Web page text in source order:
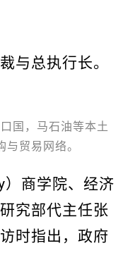
与总执行长。
国，马石油等本土
贸易网络。
商学院、经济
究部代主任张
时指出，政府